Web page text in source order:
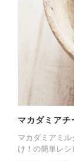
マカダミア
マカダミアミ
け！の簡単レ